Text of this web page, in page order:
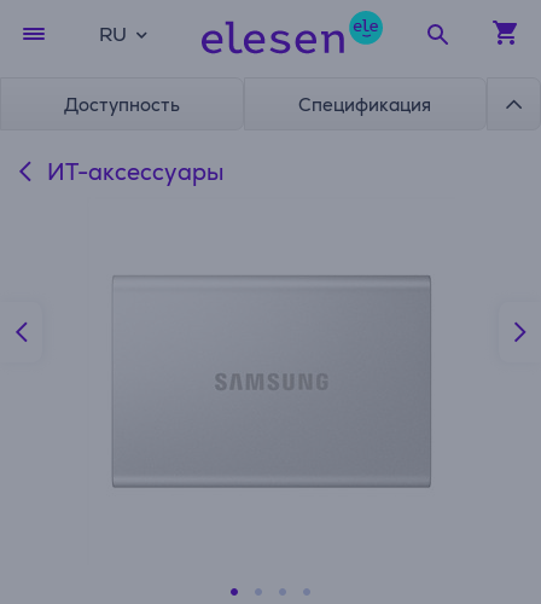
RU
Доступность Спецификация
ИТ-аксессуары